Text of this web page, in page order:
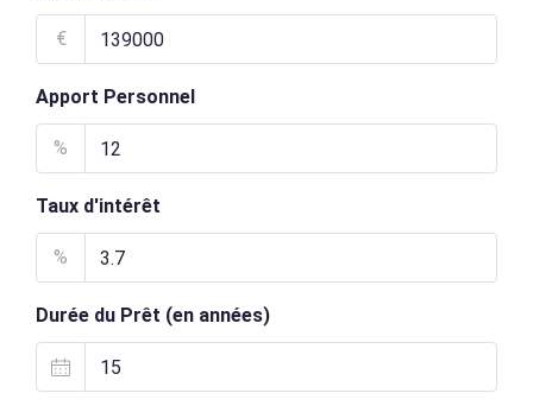
€
Apport Personnel
%
Taux d'intérêt
%
Durée du Prêt (en années)